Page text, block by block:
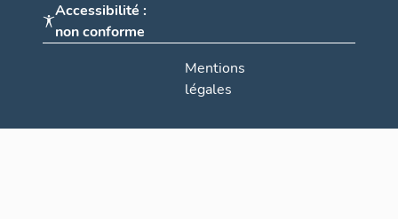
Accessibilité :
non conforme
Mentions
légales